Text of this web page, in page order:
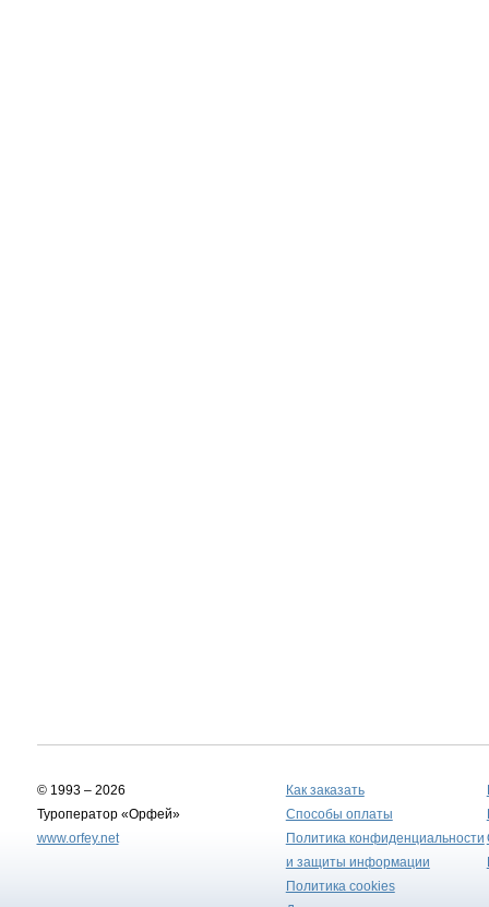
© 1993 – 2026
Туроператор «Орфей»
www.orfey.net
Как заказать
Способы оплаты
Политика конфиденциальности
и защиты информации
Политика cookies